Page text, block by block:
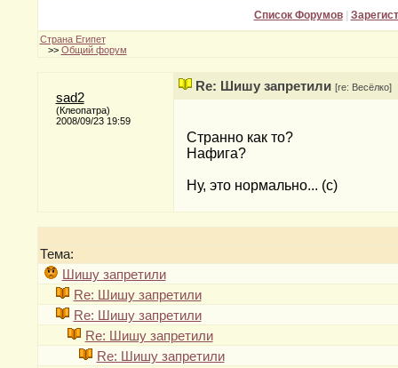
Список Форумов|
Страна Египет
>> Общий форум
sad2
(Клеопатра)
2008/09/23 19:59
Re: Шишу запретили [re: Весёлко]
Странно как то?
Нафига?
Ну, это нормально... (с)
Тема:
Шишу запретили
Re: Шишу запретили
Re: Шишу запретили
Re: Шишу запретили
Re: Шишу запретили